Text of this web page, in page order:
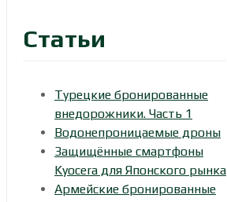
Статьи
Турецкие бронированные
внедорожники. Часть 1
Водонепроницаемые дроны
Защищённые смартфоны
Kyocera для Японского рынка
Армейские бронированные